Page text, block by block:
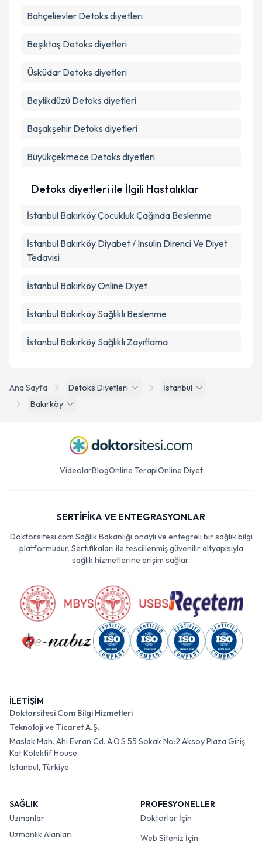
Ana Sayfa Detoks Diyetleri
İstanbul
Bakırköy
Bahçelievler Detoks diyetleri
Beşiktaş Detoks diyetleri
Üsküdar Detoks diyetleri
Beylikdüzü Detoks diyetleri
Başakşehir Detoks diyetleri
Büyükçekmece Detoks diyetleri
Detoks diyetleri ile İlgili Hastalıklar
İstanbul Bakırköy Çocukluk Çağında Beslenme
İstanbul Bakırköy Diyabet / Insulin Direnci Ve Diyet
Tedavisi
İstanbul Bakırköy Online Diyet
İstanbul Bakırköy Sağlıklı Beslenme
İstanbul Bakırköy Sağlıklı Zayıflama
VideolarBlogOnline TerapiOnline Diyet
SERTİFİKA VE ENTEGRASYONLAR
Doktorsitesi.com Sağlık Bakanlığı onaylı ve entegreli bir sağlık bilgi
platformudur. Sertifikaları ile tescillenmiş güvenilir altyapısıyla
sağlık hizmetlerine erişim sağlar.
İLETİŞİM
Doktorsitesi Com Bilgi Hizmetleri
Teknoloji ve Ticaret A.Ş.
Maslak Mah. Ahi Evran Cd. A.O.S 55 Sokak No:2 Aksoy Plaza Giriş
Kat Kolektif House
İstanbul, Türkiye
SAĞLIK
Uzmanlar
Uzmanlık Alanları
PROFESYONELLER
Doktorlar İçin
Web Siteniz İçin